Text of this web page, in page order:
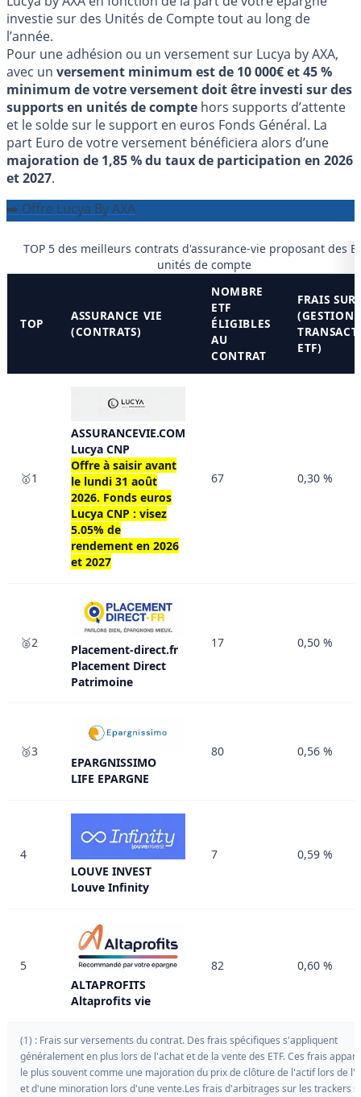
investie sur des Unités de Compte tout au long de
l’année.
Pour une adhésion ou un versement sur Lucya by AXA,
avec un versement minimum est de 10 000€ et 45 %
minimum de votre versement doit être investi sur des
supports en unités de compte hors supports d’attente
et le solde sur le support en euros Fonds Général. La
part Euro de votre versement bénéficiera alors d’une
majoration de 1,85 % du taux de participation en 2026
et 2027.
➡️ Offre Lucya By AXA
TOP 5 des meilleurs contrats d'assurance-vie proposant des
unités de compte
TOP
ASSURANCE VIE
(CONTRATS)
NOMBRE
ETF
ÉLIGIBLES
AU
CONTRAT
FRAIS SUR
(GESTION
ETF)
🥇1
ASSURANCEVIE.COM
Lucya CNP
Offre à saisir avant
le lundi 31 août
2026. Fonds euros
Lucya CNP : visez
5.05% de
rendement en 2026
et 2027
67 0,30 %
🥈2
Placement-direct.fr
Placement Direct
Patrimoine
17 0,50 %
🥉3
EPARGNISSIMO
LIFE EPARGNE
80 0,56 %
4
LOUVE INVEST
Louve Infinity
7 0,59 %
5
ALTAPROFITS
Altaprofits vie
82 0,60 %
(1) : Frais sur versements du contrat. Des frais spécifiques s'appliquent
généralement en plus lors de l'achat et de la vente des ETF. Ces frais
le plus souvent comme une majoration du prix de clôture de l'actif lors de
et d'une minoration lors d'une vente.Les frais d'arbitrages sur les trackers